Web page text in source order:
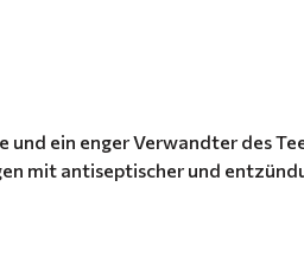
ein enger Verwandter des
mit antiseptischer und